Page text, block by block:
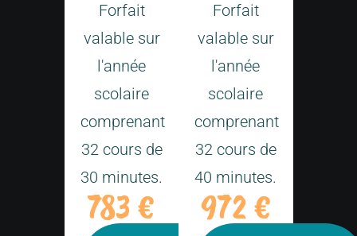
Forfait
valable sur
l'année
scolaire
comprenant
32 cours de
30 minutes.
783 €
Forfait
valable sur
l'année
scolaire
comprenant
32 cours de
40 minutes.
972 €